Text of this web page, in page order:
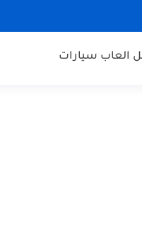
العاب سيارات